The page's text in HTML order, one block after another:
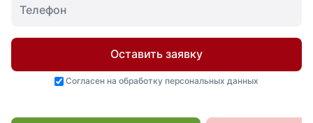
Оставить заявку
Согласен на обработку персональных данных